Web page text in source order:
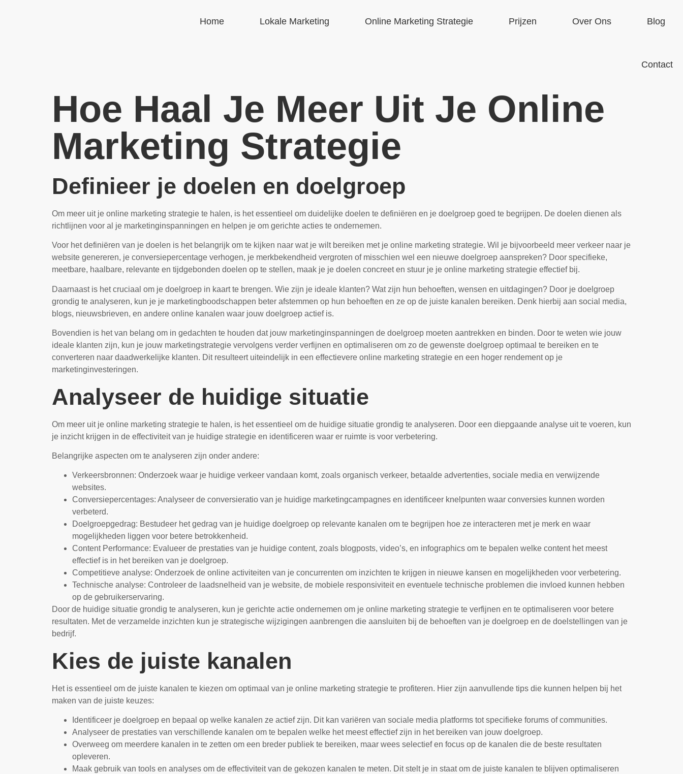
Home Lokale Marketing Online Marketing Strategie Prijzen Over Ons Blog
Contact
Hoe Haal Je Meer Uit Je Online
Marketing Strategie
Definieer je doelen en doelgroep
Om meer uit je online marketing strategie te halen, is het essentieel om duidelijke doelen te definiëren en je doelgroep goed te begrijpen. De doelen dienen als
richtlijnen voor al je marketinginspanningen en helpen je om gerichte acties te ondernemen.
Voor het definiëren van je doelen is het belangrijk om te kijken naar wat je wilt bereiken met je online marketing strategie. Wil je bijvoorbeeld meer verkeer naar je
website genereren, je conversiepercentage verhogen, je merkbekendheid vergroten of misschien wel een nieuwe doelgroep aanspreken? Door specifieke,
meetbare, haalbare, relevante en tijdgebonden doelen op te stellen, maak je je doelen concreet en stuur je je online marketing strategie effectief bij.
Daarnaast is het cruciaal om je doelgroep in kaart te brengen. Wie zijn je ideale klanten? Wat zijn hun behoeften, wensen en uitdagingen? Door je doelgroep
grondig te analyseren, kun je je marketingboodschappen beter afstemmen op hun behoeften en ze op de juiste kanalen bereiken. Denk hierbij aan social media,
blogs, nieuwsbrieven, en andere online kanalen waar jouw doelgroep actief is.
Bovendien is het van belang om in gedachten te houden dat jouw marketinginspanningen de doelgroep moeten aantrekken en binden. Door te weten wie jouw
ideale klanten zijn, kun je jouw marketingstrategie vervolgens verder verfijnen en optimaliseren om zo de gewenste doelgroep optimaal te bereiken en te
converteren naar daadwerkelijke klanten. Dit resulteert uiteindelijk in een effectievere online marketing strategie en een hoger rendement op je
marketinginvesteringen.
Analyseer de huidige situatie
Om meer uit je online marketing strategie te halen, is het essentieel om de huidige situatie grondig te analyseren. Door een diepgaande analyse uit te voeren, kun
je inzicht krijgen in de effectiviteit van je huidige strategie en identificeren waar er ruimte is voor verbetering.
Belangrijke aspecten om te analyseren zijn onder andere:
Verkeersbronnen: Onderzoek waar je huidige verkeer vandaan komt, zoals organisch verkeer, betaalde advertenties, sociale media en verwijzende
websites.
Conversiepercentages: Analyseer de conversieratio van je huidige marketingcampagnes en identificeer knelpunten waar conversies kunnen worden
verbeterd.
Doelgroepgedrag: Bestudeer het gedrag van je huidige doelgroep op relevante kanalen om te begrijpen hoe ze interacteren met je merk en waar
mogelijkheden liggen voor betere betrokkenheid.
Content Performance: Evalueer de prestaties van je huidige content, zoals blogposts, video’s, en infographics om te bepalen welke content het meest
effectief is in het bereiken van je doelgroep.
Competitieve analyse: Onderzoek de online activiteiten van je concurrenten om inzichten te krijgen in nieuwe kansen en mogelijkheden voor verbetering.
Technische analyse: Controleer de laadsnelheid van je website, de mobiele responsiviteit en eventuele technische problemen die invloed kunnen hebben
op de gebruikerservaring.
Door de huidige situatie grondig te analyseren, kun je gerichte actie ondernemen om je online marketing strategie te verfijnen en te optimaliseren voor betere
resultaten. Met de verzamelde inzichten kun je strategische wijzigingen aanbrengen die aansluiten bij de behoeften van je doelgroep en de doelstellingen van je
bedrijf.
Kies de juiste kanalen
Het is essentieel om de juiste kanalen te kiezen om optimaal van je online marketing strategie te profiteren. Hier zijn aanvullende tips die kunnen helpen bij het
maken van de juiste keuzes:
Identificeer je doelgroep en bepaal op welke kanalen ze actief zijn. Dit kan variëren van sociale media platforms tot specifieke forums of communities.
Analyseer de prestaties van verschillende kanalen om te bepalen welke het meest effectief zijn in het bereiken van jouw doelgroep.
Overweeg om meerdere kanalen in te zetten om een breder publiek te bereiken, maar wees selectief en focus op de kanalen die de beste resultaten
opleveren.
Maak gebruik van tools en analyses om de effectiviteit van de gekozen kanalen te meten. Dit stelt je in staat om de juiste kanalen te blijven optimaliseren